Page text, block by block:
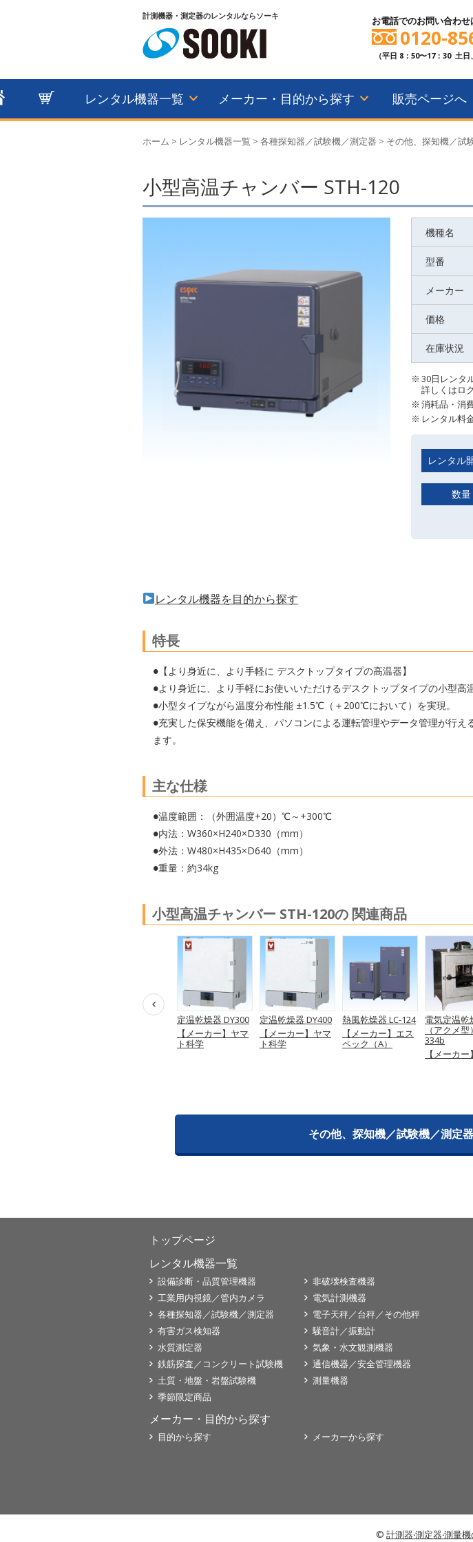
計測機器・測定器のレンタルならソーキ お電話でのお問い合わせ
0120-
（平日 8：50〜17：30 土日
レンタル機器一覧 メーカー・目的から探す 販売ページへ
ホーム > レンタル機器一覧 > 各種探知器／試験機／測定器 > その他、探知機／試
小型高温チャンバー STH-120
機種名
型番
メーカー
価格
在庫状況
30日レンタ
詳しくはロ
消耗品・消
レンタル料
レンタル
数量
レンタル機器を目的から探す
特長
●【より身近に、より手軽に デスクトップタイプの高温器】
●より身近に、より手軽にお使いいただけるデスクトップタイプの小型高
●小型タイプながら温度分布性能 ±1.5℃（＋200℃において）を実現。
●充実した保安機能を備え、パソコンによる運転管理やデータ管理が行
ます。
主な仕様
●温度範囲：（外囲温度+20）℃～+300℃
●内法：W360×H240×D330（mm）
●外法：W480×H435×D640（mm）
●重量：約34kg
小型高温チャンバー STH-120の 関連商品
定温乾燥機 DY401
定温乾燥器 DY300
【メーカー】ヤマ
ト科学
定温乾燥器 DY400
【メーカー】ヤマ
ト科学
熱風乾燥器 LC-124
【メーカー】エス
ペック（A）
電気定温乾
（アクメ型
334b
【メーカ
その他、探知機／試験機／測定
トップページ
レンタル機器一覧
設備診断・品質管理機器
非破壊検査機器
工業用内視鏡／管内カメラ
電気計測機器
各種探知器／試験機／測定器
電子天秤／台秤／その他秤
有害ガス検知器
騒音計／振動計
水質測定器
気象・水文観測機器
鉄筋探査／コンクリート試験機
通信機器／安全管理機器
土質・地盤・岩盤試験機
測量機器
季節限定商品
メーカー・目的から探す
目的から探す メーカーから探す
© 計測器‧測定器‧測量